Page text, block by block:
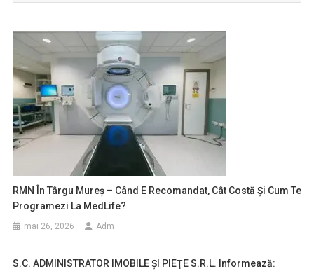
RMN În Târgu Mureș – Când E Recomandat, Cât Costă Și Cum Te
Programezi La MedLife?
mai 26, 2026 Adm
S.C. ADMINISTRATOR IMOBILE ŞI PIEŢE S.R.L. Informează: